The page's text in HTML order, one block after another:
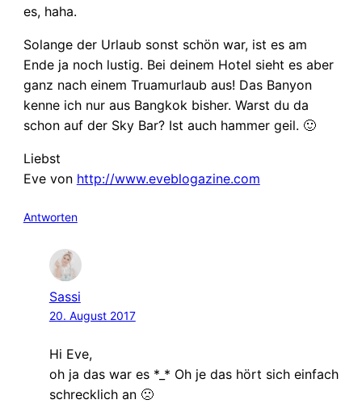
es, haha.
Solange der Urlaub sonst schön war, ist es am
Ende ja noch lustig. Bei deinem Hotel sieht es aber
ganz nach einem Truamurlaub aus! Das Banyon
kenne ich nur aus Bangkok bisher. Warst du da
schon auf der Sky Bar? Ist auch hammer geil. 🙂
Liebst
Eve von http://www.eveblogazine.com
Antworten
Sassi
20. August 2017
Hi Eve,
oh ja das war es *_* Oh je das hört sich einfach
schrecklich an 🙁